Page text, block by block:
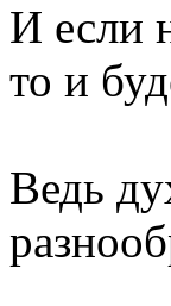
И если
то и
Ведь